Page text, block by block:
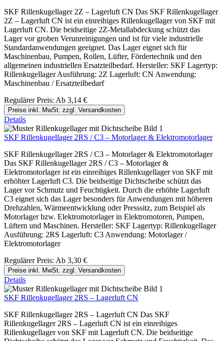
SKF Rillenkugellager 2Z – Lagerluft CN Das SKF Rillenkugellager
2Z – Lagerluft CN ist ein einreihiges Rillenkugellager von SKF mit
Lagerluft CN. Die beidseitige 2Z-Metallabdeckung schützt das
Lager vor groben Verunreinigungen und ist für viele industrielle
Standardanwendungen geeignet. Das Lager eignet sich für
Maschinenbau, Pumpen, Rollen, Lüfter, Fördertechnik und den
allgemeinen industriellen Ersatzteilbedarf. Hersteller: SKF Lagertyp:
Rillenkugellager Ausführung: 2Z Lagerluft: CN Anwendung:
Maschinenbau / Ersatzteilbedarf
Regulärer Preis: Ab 3,14 €
Preise inkl. MwSt. zzgl. Versandkosten
Details
SKF Rillenkugellager 2RS / C3 – Motorlager & Elektromotorlager
SKF Rillenkugellager 2RS / C3 – Motorlager & Elektromotorlager
Das SKF Rillenkugellager 2RS / C3 – Motorlager &
Elektromotorlager ist ein einreihiges Rillenkugellager von SKF mit
erhöhter Lagerluft C3. Die beidseitige Dichtscheibe schützt das
Lager vor Schmutz und Feuchtigkeit. Durch die erhöhte Lagerluft
C3 eignet sich das Lager besonders für Anwendungen mit höheren
Drehzahlen, Wärmeentwicklung oder Presssitz, zum Beispiel als
Motorlager bzw. Elektromotorlager in Elektromotoren, Pumpen,
Lüftern und Maschinen. Hersteller: SKF Lagertyp: Rillenkugellager
Ausführung: 2RS Lagerluft: C3 Anwendung: Motorlager /
Elektromotorlager
Regulärer Preis: Ab 3,30 €
Preise inkl. MwSt. zzgl. Versandkosten
Details
SKF Rillenkugellager 2RS – Lagerluft CN
SKF Rillenkugellager 2RS – Lagerluft CN Das SKF
Rillenkugellager 2RS – Lagerluft CN ist ein einreihiges
Rillenkugellager von SKF mit Lagerluft CN. Die beidseitige